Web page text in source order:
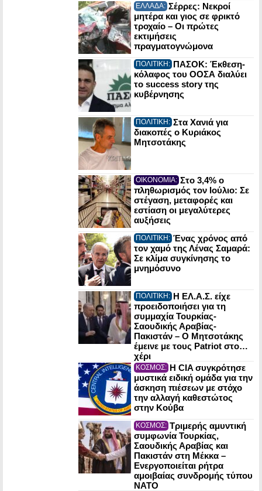
ΕΛΛΑΔΑ: Σέρρες: Νεκροί
μητέρα και γιος σε φρικτό
τροχαίο – Οι πρώτες
εκτιμήσεις
πραγματογνώμονα
ΠΟΛΙΤΙΚΗ: ΠΑΣΟΚ: Έκθεση-
κόλαφος του ΟΟΣΑ διαλύει
το success story της
κυβέρνησης
ΠΟΛΙΤΙΚΗ: Στα Χανιά για
διακοπές ο Κυριάκος
Μητσοτάκης
ΟΙΚΟΝΟΜΙΑ: Στο 3,4% ο
πληθωρισμός τον Ιούλιο: Σε
στέγαση, μεταφορές και
εστίαση οι μεγαλύτερες
αυξήσεις
ΠΟΛΙΤΙΚΗ: Ένας χρόνος από
τον χαμό της Λένας Σαμαρά:
Σε κλίμα συγκίνησης το
μνημόσυνο
ΠΟΛΙΤΙΚΗ: Η ΕΛ.Α.Σ. είχε
προειδοποιήσει για τη
συμμαχία Τουρκίας-
Σαουδικής Αραβίας-
Πακιστάν – Ο Μητσοτάκης
έμεινε με τους Patriot στο…
χέρι
ΚΟΣΜΟΣ: Η CIA συγκρότησε
μυστικά ειδική ομάδα για την
άσκηση πιέσεων με στόχο
την αλλαγή καθεστώτος
στην Κούβα
ΚΟΣΜΟΣ: Τριμερής αμυντική
συμφωνία Τουρκίας,
Σαουδικής Αραβίας και
Πακιστάν στη Μέκκα –
Ενεργοποιείται ρήτρα
αμοιβαίας συνδρομής τύπου
NATO